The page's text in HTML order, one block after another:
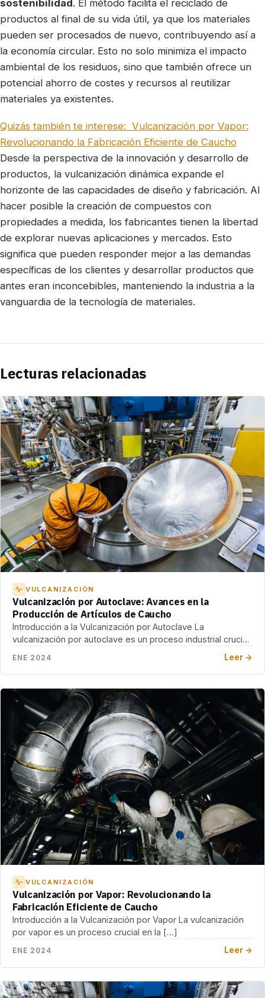
sostenibilidad. El método facilita el reciclado de
productos al final de su vida útil, ya que los materiales
pueden ser procesados de nuevo, contribuyendo así a
la economía circular. Esto no solo minimiza el impacto
ambiental de los residuos, sino que también ofrece un
potencial ahorro de costes y recursos al reutilizar
materiales ya existentes.
Quizás también te interese: Vulcanización por Vapor:
Revolucionando la Fabricación Eficiente de Caucho
Desde la perspectiva de la innovación y desarrollo de
productos, la vulcanización dinámica expande el
horizonte de las capacidades de diseño y fabricación. Al
hacer posible la creación de compuestos con
propiedades a medida, los fabricantes tienen la libertad
de explorar nuevas aplicaciones y mercados. Esto
significa que pueden responder mejor a las demandas
específicas de los clientes y desarrollar productos que
antes eran inconcebibles, manteniendo la industria a la
vanguardia de la tecnología de materiales.
Lecturas relacionadas
VULCANIZACIÓN
Vulcanización por Autoclave: Avances en la
Producción de Artículos de Caucho
Introducción a la Vulcanización por Autoclave La
vulcanización por autoclave es un proceso industrial crucial
ENE 2024 Leer →
VULCANIZACIÓN
Vulcanización por Vapor: Revolucionando la
Fabricación Eficiente de Caucho
Introducción a la Vulcanización por Vapor La vulcanización
por vapor es un proceso crucial en la […]
ENE 2024 Leer →